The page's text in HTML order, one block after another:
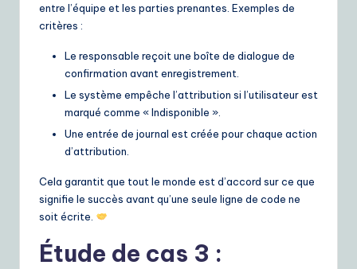
entre l’équipe et les parties prenantes. Exemples de
critères :
Le responsable reçoit une boîte de dialogue de
confirmation avant enregistrement.
Le système empêche l’attribution si l’utilisateur est
marqué comme « Indisponible ».
Une entrée de journal est créée pour chaque action
d’attribution.
Cela garantit que tout le monde est d’accord sur ce que
signifie le succès avant qu’une seule ligne de code ne
soit écrite.
Étude de cas 3 :